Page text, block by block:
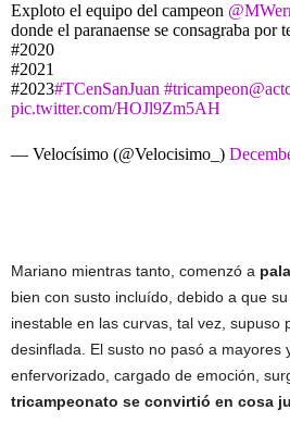
Exploto el equipo del campeon
donde el paranaense se consagraba por
#2020
#2021
#2023#TCenSanJuan #tricampeon
pic.twitter.com/HOJl9Zm5AH
— Velocísimo (@Velocisimo_)
Mariano mientras tanto, comenzó a
bien con susto incluído, debido a que
inestable en las curvas, tal vez, supuso
desinflada. El susto no pasó a mayores
enfervorizado, cargado de emoción,
tricampeonato se convirtió en cosa